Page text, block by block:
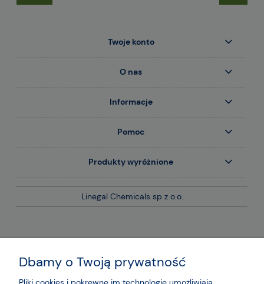
Twoje konto
O nas
Informacje
Pomoc
Produkty wyróżnione
Linegal Chemicals sp z o.o.
Dbamy o Twoją prywatność